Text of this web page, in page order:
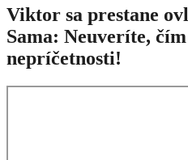
Viktor sa prestane
Sama: Neuveríte,
nepríčetnosti!